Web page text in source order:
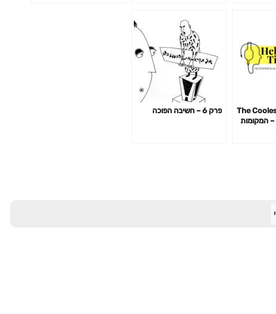
[55] The
in Jerusalem – המקומות
פרק 6 – חשיבה הפוכה